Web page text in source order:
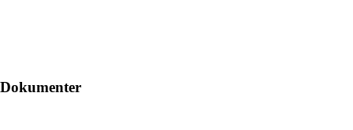
Dokumenter